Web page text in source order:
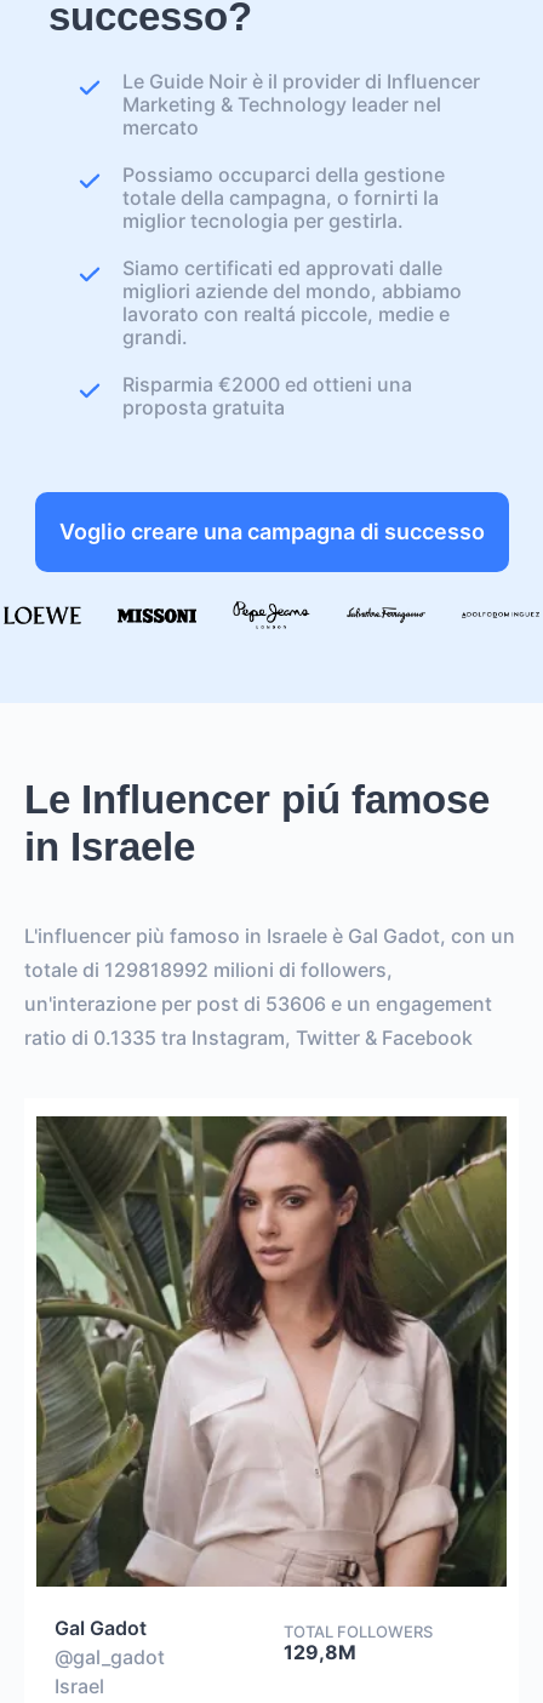
successo?
Le Guide Noir è il provider di Influencer
Marketing & Technology leader nel
mercato
Possiamo occuparci della gestione
totale della campagna, o fornirti la
miglior tecnologia per gestirla.
Siamo certificati ed approvati dalle
migliori aziende del mondo, abbiamo
lavorato con realtá piccole, medie e
grandi.
Risparmia €2000 ed ottieni una
proposta gratuita
Voglio creare una campagna di successo
Le Influencer piú famose
in Israele
L'influencer più famoso in Israele è Gal Gadot, con un
totale di 129818992 milioni di followers,
un'interazione per post di 53606 e un engagement
ratio di 0.1335 tra Instagram, Twitter & Facebook
Gal Gadot
@gal_gadot
Israel
TOTAL FOLLOWERS
129,8M